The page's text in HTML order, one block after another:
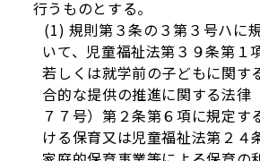
行うものとする。
(1) 規則第３条の３第３号ハに
いて、児童福祉法第３９条第１
若しくは就学前の子どもに関す
合的な提供の推進に関する法律
７７号）第２条第６項に規定す
ける保育又は児童福祉法第２４